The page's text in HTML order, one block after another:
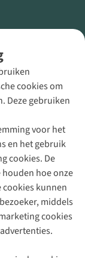
cookies om
Deze gebruiken
voor het
en het gebruik
cookies. De
hoe onze
kunnen
middels
cookies